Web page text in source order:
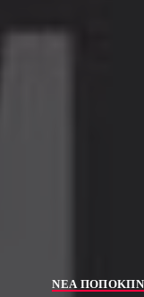
ΝΕΑ ΠΟΠΟΚΠ